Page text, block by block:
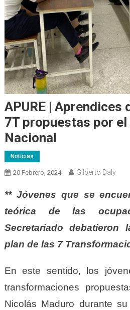
APURE |
7T propuestas por
Nacional
Noticias
20 Febrero, 2024 Gilberto Daly
** Jóvenes que se
teórica de las
Secretariado debatieron
plan de las 7
En este sentido, los
transformaciones
Nicolás Maduro durante